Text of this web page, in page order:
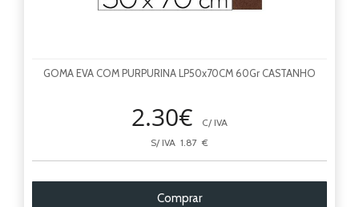
GOMA EVA COM PURPURINA LP50x70CM 60Gr CASTANHO
2.30€
C/ IVA
S/ IVA 1.87 €
Comprar